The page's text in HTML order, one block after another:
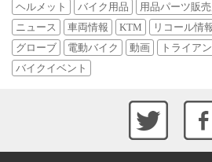
ヘルメット
バイク用品 用品パーツ販
ニュース
車両情報 KTM リコール情
グローブ
電動バイク 動画 トライア
バイクイベント